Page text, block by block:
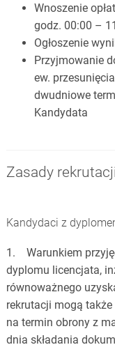
Wnoszenie
godz. 00:00 –
Ogłoszenie
Przyjmowanie
ew.
dwudniowe
Kandydata
Zasady rekrutacji
Kandydaci z
1. Warunkiem
dyplomu licencjata,
równoważnego
rekrutacji mogą
na termin obrony z
dnia składania